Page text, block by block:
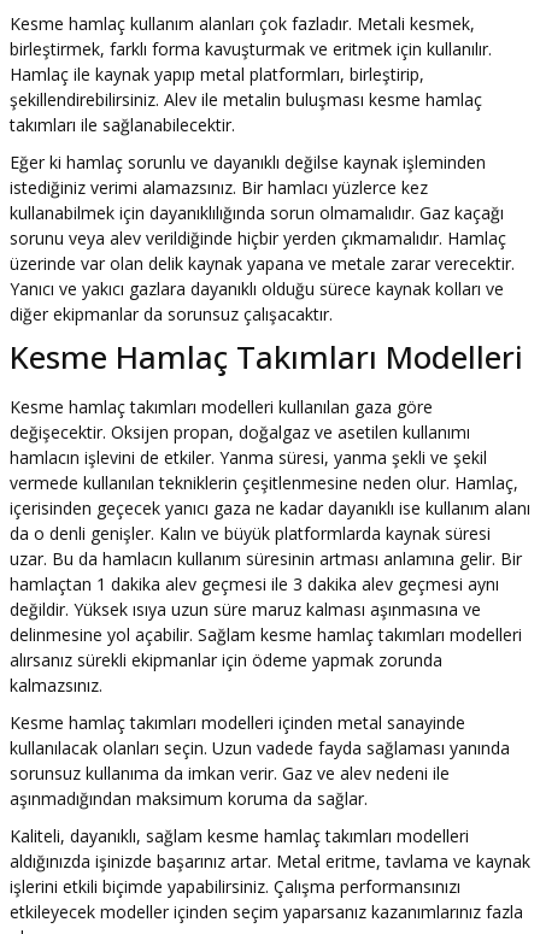
Kesme hamlaç kullanım alanları çok fazladır. Metali kesmek,
birleştirmek, farklı forma kavuşturmak ve eritmek için kullanılır.
Hamlaç ile kaynak yapıp metal platformları, birleştirip,
şekillendirebilirsiniz. Alev ile metalin buluşması kesme hamlaç
takımları ile sağlanabilecektir.
Eğer ki hamlaç sorunlu ve dayanıklı değilse kaynak işleminden
istediğiniz verimi alamazsınız. Bir hamlacı yüzlerce kez
kullanabilmek için dayanıklılığında sorun olmamalıdır. Gaz kaçağı
sorunu veya alev verildiğinde hiçbir yerden çıkmamalıdır. Hamlaç
üzerinde var olan delik kaynak yapana ve metale zarar verecektir.
Yanıcı ve yakıcı gazlara dayanıklı olduğu sürece kaynak kolları ve
diğer ekipmanlar da sorunsuz çalışacaktır.
Kesme Hamlaç Takımları Modelleri
Kesme hamlaç takımları modelleri kullanılan gaza göre
değişecektir. Oksijen propan, doğalgaz ve asetilen kullanımı
hamlacın işlevini de etkiler. Yanma süresi, yanma şekli ve şekil
vermede kullanılan tekniklerin çeşitlenmesine neden olur. Hamlaç,
içerisinden geçecek yanıcı gaza ne kadar dayanıklı ise kullanım alanı
da o denli genişler. Kalın ve büyük platformlarda kaynak süresi
uzar. Bu da hamlacın kullanım süresinin artması anlamına gelir. Bir
hamlaçtan 1 dakika alev geçmesi ile 3 dakika alev geçmesi aynı
değildir. Yüksek ısıya uzun süre maruz kalması aşınmasına ve
delinmesine yol açabilir. Sağlam kesme hamlaç takımları modelleri
alırsanız sürekli ekipmanlar için ödeme yapmak zorunda
kalmazsınız.
Kesme hamlaç takımları modelleri içinden metal sanayinde
kullanılacak olanları seçin. Uzun vadede fayda sağlaması yanında
sorunsuz kullanıma da imkan verir. Gaz ve alev nedeni ile
aşınmadığından maksimum koruma da sağlar.
Kaliteli, dayanıklı, sağlam kesme hamlaç takımları modelleri
aldığınızda işinizde başarınız artar. Metal eritme, tavlama ve kaynak
işlerini etkili biçimde yapabilirsiniz. Çalışma performansınızı
etkileyecek modeller içinden seçim yaparsanız kazanımlarınız fazla